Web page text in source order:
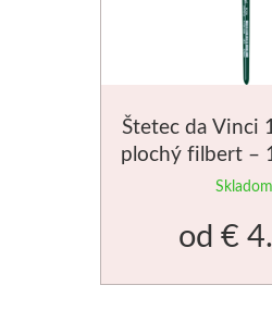
Štetec da Vinci
plochý filbert –
Skladom
od €